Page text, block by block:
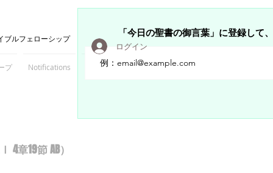
ブルフェローシップ
プ Notifications Members
「今日の聖書の御言葉」に登録して
ログイン
章19節 AB）